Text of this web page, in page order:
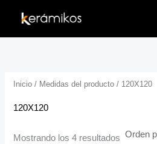
contenido
Inicio / Medidas del producto / 120X120
120X120
Mostrando los 4 resultados